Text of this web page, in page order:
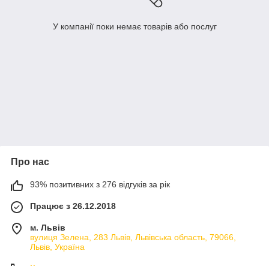
У компанії поки немає товарів або послуг
Про нас
93% позитивних з 276 відгуків за рік
Працює з 26.12.2018
м. Львів
вулиця Зелена, 283 Львів, Львівська область, 79066,
Львів, Україна